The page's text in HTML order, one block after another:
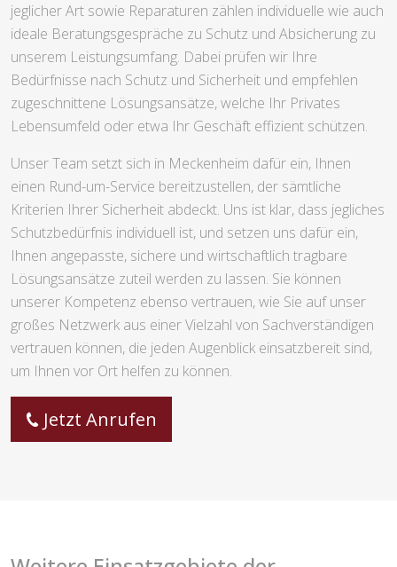
jeglicher Art sowie Reparaturen zählen individuelle wie auch
ideale Beratungsgespräche zu Schutz und Absicherung zu
unserem Leistungsumfang. Dabei prüfen wir Ihre
Bedürfnisse nach Schutz und Sicherheit und empfehlen
zugeschnittene Lösungsansätze, welche Ihr Privates
Lebensumfeld oder etwa Ihr Geschäft effizient schützen.
Unser Team setzt sich in Meckenheim dafür ein, Ihnen
einen Rund-um-Service bereitzustellen, der sämtliche
Kriterien Ihrer Sicherheit abdeckt. Uns ist klar, dass jegliches
Schutzbedürfnis individuell ist, und setzen uns dafür ein,
Ihnen angepasste, sichere und wirtschaftlich tragbare
Lösungsansätze zuteil werden zu lassen. Sie können
unserer Kompetenz ebenso vertrauen, wie Sie auf unser
großes Netzwerk aus einer Vielzahl von Sachverständigen
vertrauen können, die jeden Augenblick einsatzbereit sind,
um Ihnen vor Ort helfen zu können.
Jetzt Anrufen